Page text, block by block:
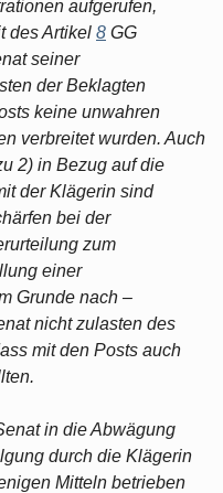
aufgerufen,
des Artikel 8 GG
seiner
der Beklagten
keine unwahren
verbreitet wurden. Auch
2) in Bezug auf die
der Klägerin sind
bei der
zum
einer
Grunde nach –
nicht zulasten des
mit den Posts auch
in die Abwägung
durch die Klägerin
Mitteln betrieben